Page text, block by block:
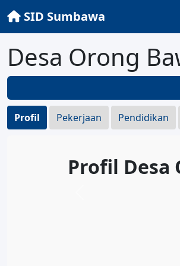
SID Sumbawa
Desa Orong
Profil Pekerjaan Pendidikan
Profil Desa